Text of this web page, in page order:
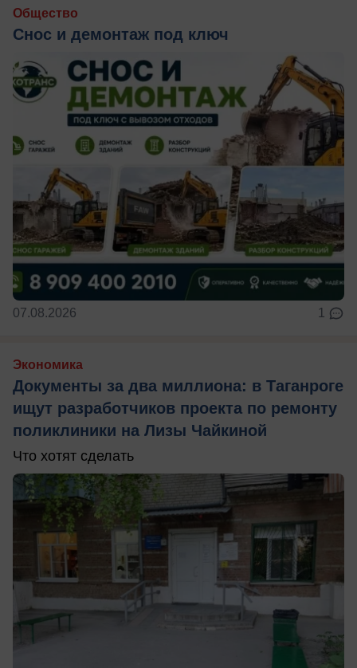
Общество
Снос и демонтаж под ключ
07.08.2026 1
Экономика
Документы за два миллиона: в Таганроге
ищут разработчиков проекта по ремонту
поликлиники на Лизы Чайкиной
Что хотят сделать